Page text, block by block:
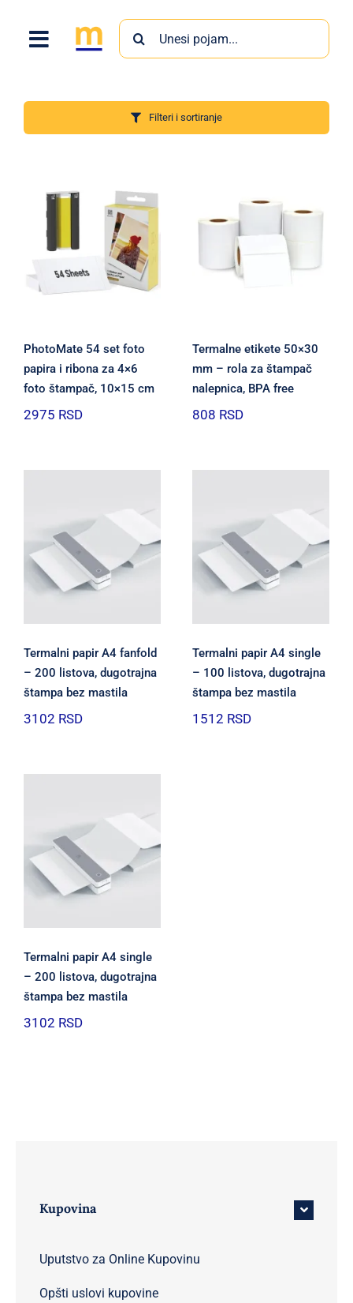
content
Search
for:
Filteri i sortiranje
PhotoMate 54 set foto
papira i ribona za 4×6
foto štampač, 10×15 cm
2975 RSD
Termalne etikete 50×30
mm – rola za štampač
nalepnica, BPA free
808 RSD
Termalni papir A4 fanfold
– 200 listova, dugotrajna
štampa bez mastila
3102 RSD
Termalni papir A4 single
– 100 listova, dugotrajna
štampa bez mastila
1512 RSD
Termalni papir A4 single
– 200 listova, dugotrajna
štampa bez mastila
3102 RSD
Kupovina
Uputstvo za Online Kupovinu
Opšti uslovi kupovine